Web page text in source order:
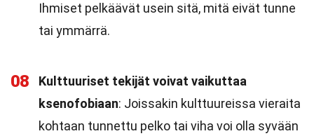
Ihmiset pelkäävät usein sitä, mitä eivät tunne
tai ymmärrä.
08
Kulttuuriset tekijät voivat vaikuttaa
ksenofobiaan: Joissakin kulttuureissa vieraita
kohtaan tunnettu pelko tai viha voi olla syvään